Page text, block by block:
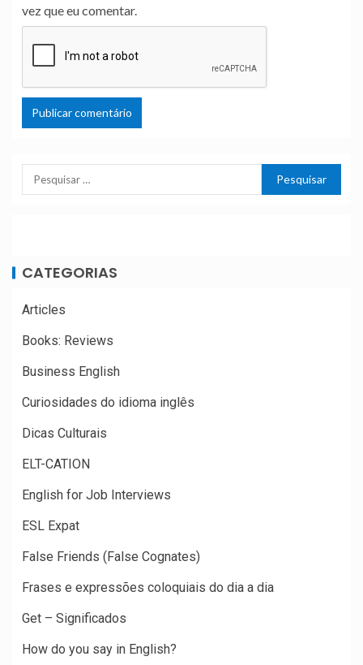
vez que eu comentar.
CATEGORIAS
Articles
Books: Reviews
Business English
Curiosidades do idioma inglês
Dicas Culturais
ELT-CATION
English for Job Interviews
ESL Expat
False Friends (False Cognates)
Frases e expressões coloquiais do dia a dia
Get – Significados
How do you say in English?